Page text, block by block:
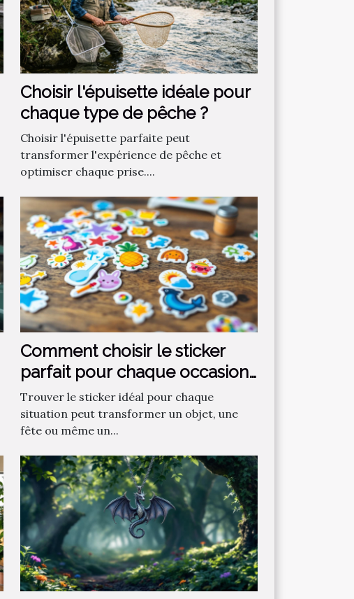
Choisir l'épuisette idéale pour
chaque type de pêche ?
Choisir l'épuisette parfaite peut
transformer l'expérience de pêche et
optimiser chaque prise....
Comment choisir le sticker
parfait pour chaque occasion
?
Trouver le sticker idéal pour chaque
situation peut transformer un objet, une
fête ou même un...